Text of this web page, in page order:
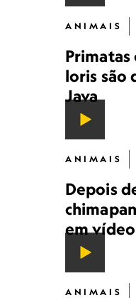
ANIMAIS
Primatas
loris são
Java
ANIMAIS
Depois
em
ANIMAIS